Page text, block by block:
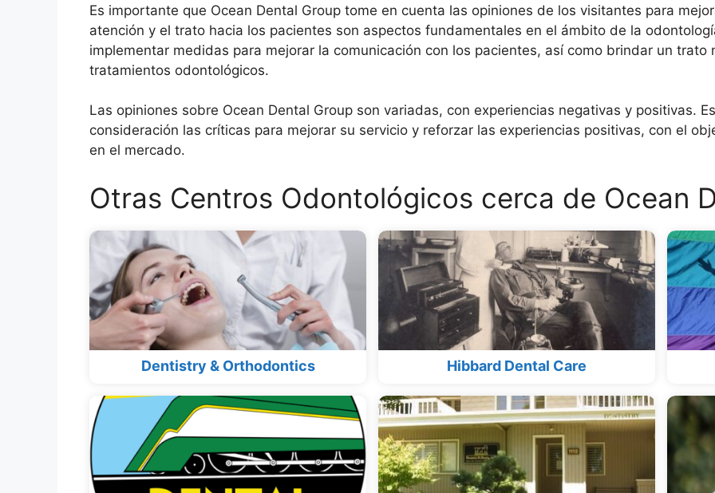
Es importante que Ocean Dental Group tome en cuenta las opiniones de los visitantes para
atención y el trato hacia los pacientes son aspectos fundamentales en el ámbito de la
implementar medidas para mejorar la comunicación con los pacientes, así como brindar un
tratamientos odontológicos.
Las opiniones sobre Ocean Dental Group son variadas, con experiencias negativas y positivas.
consideración las críticas para mejorar su servicio y reforzar las experiencias positivas, con el
en el mercado.
Otras Centros Odontológicos cerca de Ocean
Dentistry & Orthodontics Hibbard Dental Care